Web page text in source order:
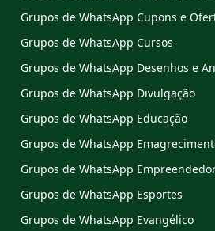
Grupos de WhatsApp Cupons e
Grupos de WhatsApp Cursos
Grupos de WhatsApp Desenhos e
Grupos de WhatsApp Divulgação
Grupos de WhatsApp Educação
Grupos de WhatsApp
Grupos de WhatsApp
Grupos de WhatsApp Esportes
Grupos de WhatsApp Evangélico